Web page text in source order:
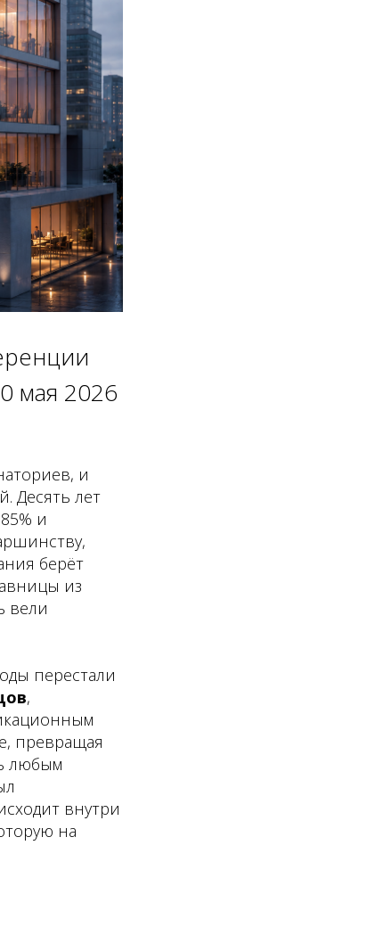
мая 2026
и
Десять лет
и
берёт
из
вели
перестали
,
превращая
любым
внутри
на